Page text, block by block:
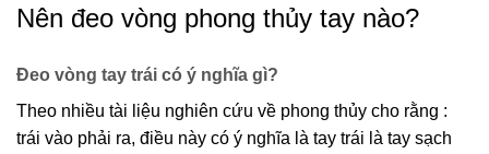
Nên đeo vòng phong thủy tay nào?
Đeo vòng tay trái có ý nghĩa gì?
Theo nhiều tài liệu nghiên cứu về phong thủy cho rằng :
trái vào phải ra, điều này có ý nghĩa là tay trái là tay sạch